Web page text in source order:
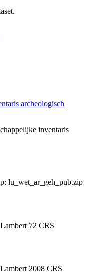
archeologisch
inventaris
lu_wet_ar_geh_pub.zip
72 CRS
2008 CRS